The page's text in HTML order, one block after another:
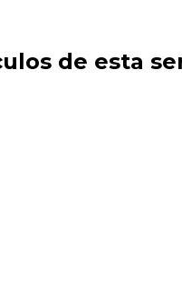
de esta